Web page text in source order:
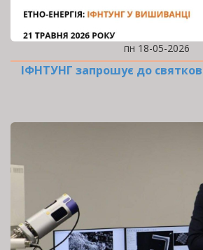
пн 18-05-2026
ІФНТУНГ запрошує до